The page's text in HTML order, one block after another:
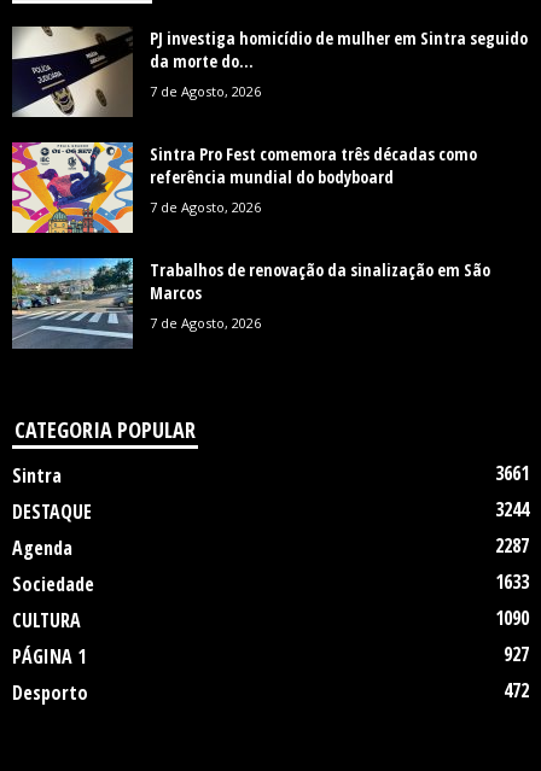
PJ investiga homicídio de mulher em Sintra seguido
da morte do...
7 de Agosto, 2026
Sintra Pro Fest comemora três décadas como
referência mundial do bodyboard
7 de Agosto, 2026
Trabalhos de renovação da sinalização em São
Marcos
7 de Agosto, 2026
CATEGORIA POPULAR
Sintra
3661
DESTAQUE
3244
Agenda
2287
Sociedade
1633
CULTURA
1090
PÁGINA 1
927
Desporto
472